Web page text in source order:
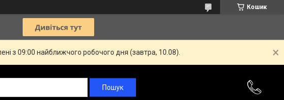
Кошик
з 09:00 найближчого робочого дня (завтра, 10.08).